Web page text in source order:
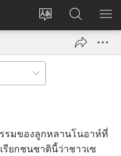
เปลี่ยน
เข้า
(เปิด
ใหม่)
ค้นหา
ใน
JW.ORG
แส
รม​ของ​ลูก​หลาน​โนอาห์​ที่​
รียก​ชน​ชาติ​นี้​ว่า​ชาว​เซ